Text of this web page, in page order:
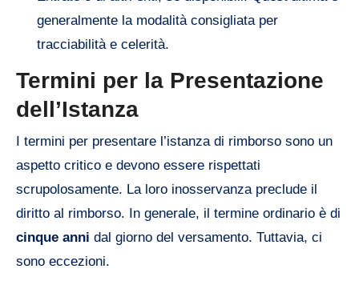
generalmente la modalità consigliata per
tracciabilità e celerità.
Termini per la Presentazione
dell’Istanza
I termini per presentare l’istanza di rimborso sono un
aspetto critico e devono essere rispettati
scrupolosamente. La loro inosservanza preclude il
diritto al rimborso. In generale, il termine ordinario è di
cinque anni dal giorno del versamento. Tuttavia, ci
sono eccezioni.